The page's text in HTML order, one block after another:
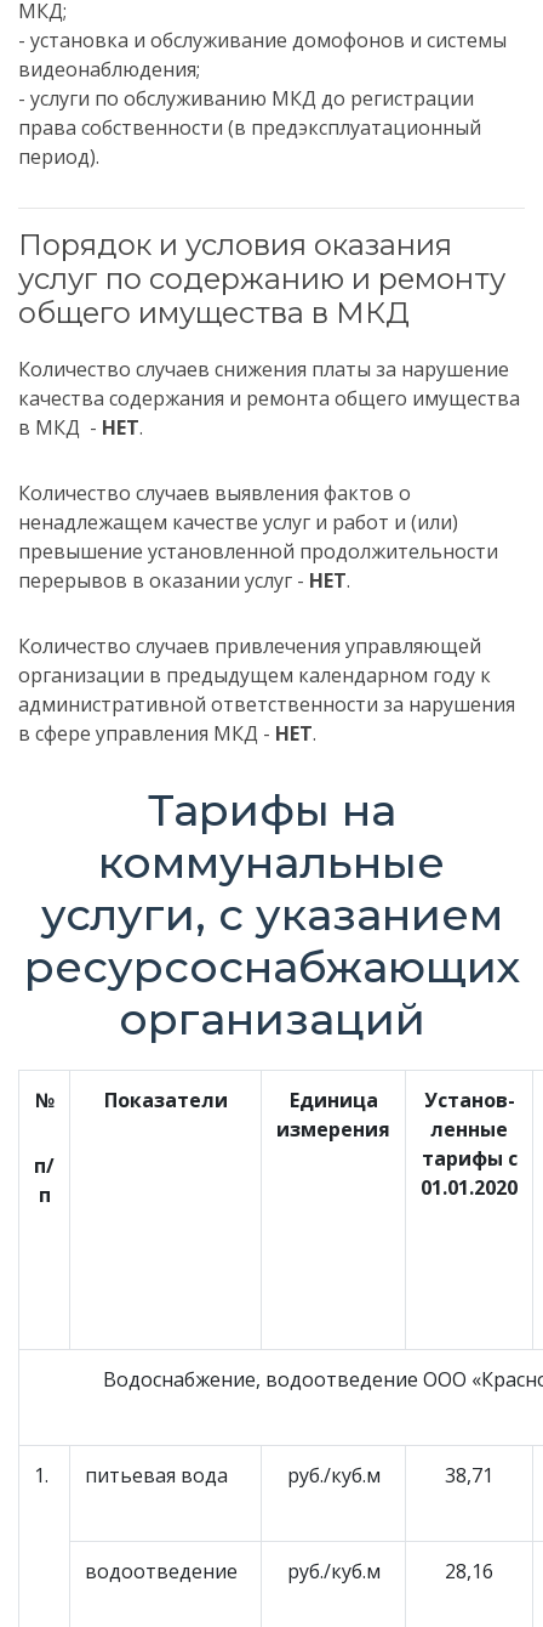
МКД;
- установка и обслуживание домофонов и системы
видеонаблюдения;
- услуги по обслуживанию МКД до регистрации
права собственности (в предэксплуатационный
период).
Порядок и условия оказания
услуг по содержанию и ремонту
общего имущества в МКД
Количество случаев снижения платы за нарушение
качества содержания и ремонта общего имущества
в МКД - НЕТ.
Количество случаев выявления фактов о
ненадлежащем качестве услуг и работ и (или)
превышение установленной продолжительности
перерывов в оказании услуг - НЕТ.
Количество случаев привлечения управляющей
организации в предыдущем календарном году к
административной ответственности за нарушения
в сфере управления МКД - НЕТ.
Тарифы на
коммунальные
услуги, с указанием
ресурсоснабжающих
организаций
№
п/
п
Показатели
Единица
измерения
Установ-
ленные
тарифы с
01.01.2020
Водоснабжение, водоотведение ООО
1. питьевая вода руб./куб.м 38,71
водоотведение руб./куб.м 28,16